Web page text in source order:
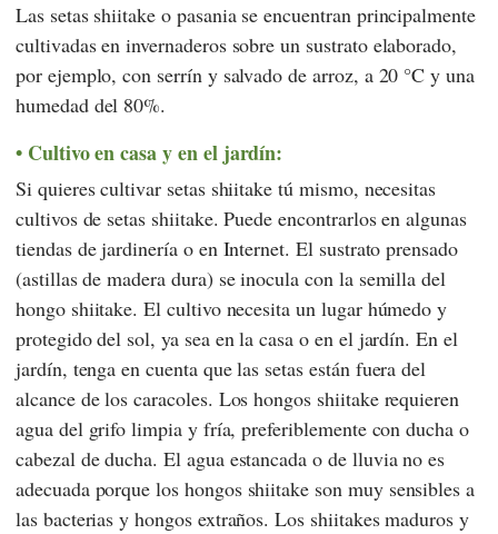
Las setas shiitake o pasania se encuentran principalmente
cultivadas en invernaderos sobre un sustrato elaborado,
por ejemplo, con serrín y salvado de arroz, a 20 °C y una
humedad del 80%.
Cultivo en casa y en el jardín:
Si quieres cultivar setas shiitake tú mismo, necesitas
cultivos de setas shiitake. Puede encontrarlos en algunas
tiendas de jardinería o en Internet. El sustrato prensado
(astillas de madera dura) se inocula con la semilla del
hongo shiitake. El cultivo necesita un lugar húmedo y
protegido del sol, ya sea en la casa o en el jardín. En el
jardín, tenga en cuenta que las setas están fuera del
alcance de los caracoles. Los hongos shiitake requieren
agua del grifo limpia y fría, preferiblemente con ducha o
cabezal de ducha. El agua estancada o de lluvia no es
adecuada porque los hongos shiitake son muy sensibles a
las bacterias y hongos extraños. Los shiitakes maduros y